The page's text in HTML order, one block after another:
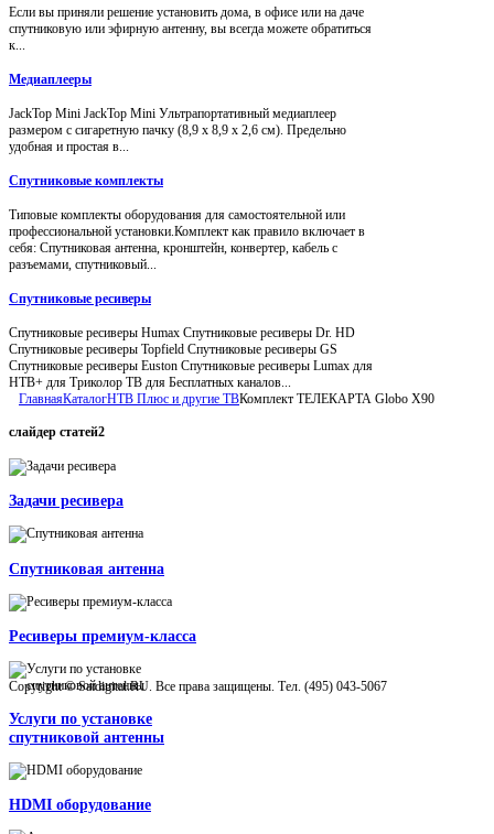
Если вы приняли решение установить дома, в офисе или на даче
спутниковую или эфирную антенну, вы всегда можете обратиться
к...
Медиаплееры
JackTop Mini JackTop Mini Ультрапортативный медиаплеер
размером с сигаретную пачку (8,9 x 8,9 x 2,6 см). Предельно
удобная и простая в...
Спутниковые комплекты
Типовые комплекты оборудования для самостоятельной или
профессиональной установки.Комплект как правило включает в
себя: Спутниковая антенна, кронштейн, конвертер, кабель с
разъемами, спутниковый...
Спутниковые ресиверы
Спутниковые ресиверы Humax Спутниковые ресиверы Dr. HD
Спутниковые ресиверы Topfield Спутниковые ресиверы GS
Спутниковые ресиверы Euston Спутниковые ресиверы Lumax для
НТВ+ для Триколор ТВ для Бесплатных каналов...
ГлавнаяКаталогНТВ Плюс и другие ТВКомплект ТЕЛЕКАРТА Globo X90
слайдер статей2
Задачи ресивера
Спутниковая антенна
Ресиверы премиум-класса
Услуги по установке
спутниковой антенны
HDMI оборудование
Copyright © Satdigital.RU. Все права защищены. Тел. (495) 043-5067